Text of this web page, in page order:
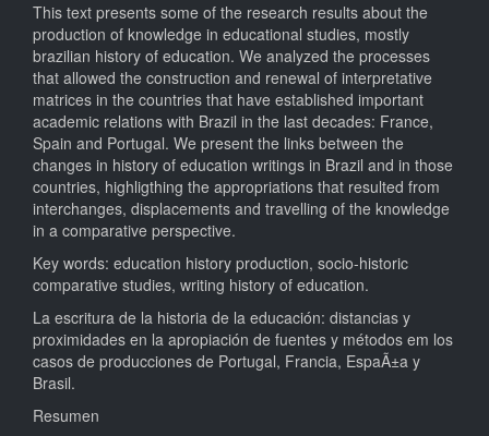
This text presents some of the research results about the
production of knowledge in educational studies, mostly
brazilian history of education. We analyzed the processes
that allowed the construction and renewal of interpretative
matrices in the countries that have established important
academic relations with Brazil in the last decades: France,
Spain and Portugal. We present the links between the
changes in history of education writings in Brazil and in those
countries, highligthing the appropriations that resulted from
interchanges, displacements and travelling of the knowledge
in a comparative perspective.
Key words: education history production, socio-historic
comparative studies, writing history of education.
La escritura de la historia de la educación: distancias y
proximidades en la apropiación de fuentes y métodos em los
casos de producciones de Portugal, Francia, EspaÃ±a y
Brasil.
Resumen